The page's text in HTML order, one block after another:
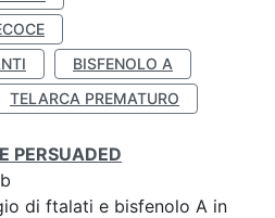
BISFENOLO A
TELARCA PREMATURO
PERSUADED
di ftalati e bisfenolo A in